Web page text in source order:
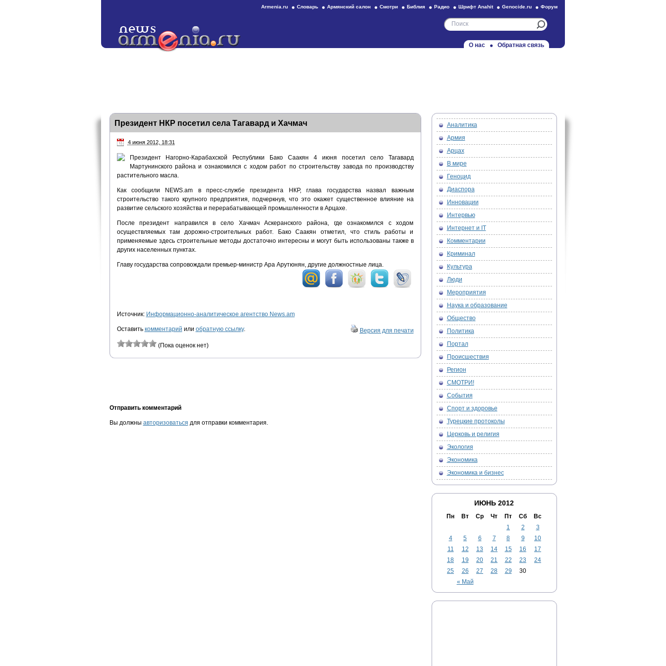
Armenia.ru Словарь Армянский салон Смотри Библия Радио Шрифт Anahit Genocide.ru Форум
О нас Обратная связь
Президент НКР посетил села Тагавард и Хачмач
4 июня 2012, 18:31
Президент Нагорно-Карабахской Республики Бако Саакян 4 июня посетил село Тагавард
Мартунинского района и ознакомился с ходом работ по строительству завода по производству
растительного масла.
Как сообщили NEWS.am в пресс-службе президента НКР, глава государства назвал важным
строительство такого крупного предприятия, подчеркнув, что это окажет существенное влияние на
развитие сельского хозяйства и перерабатывающей промышленности в Арцахе.
После президент направился в село Хачмач Аскеранского района, где ознакомился с ходом
осуществляемых там дорожно-строительных работ. Бако Саакян отметил, что стиль работы и
применяемые здесь строительные методы достаточно интересны и могут быть использованы также в
других населенных пунктах.
Главу государства сопровождали премьер-министр Ара Арутюнян, другие должностные лица.
Источник: Информационно-аналитическое агентство News.am
Оставить комментарий или обратную ссылку. Версия для печати
(Пока оценок нет)
Отправить комментарий
Вы должны авторизоваться для отправки комментария.
Аналитика
Армия
Арцах
В мире
Геноцид
Диаспора
Инновации
Интервью
Интернет и IT
Комментарии
Криминал
Культура
Люди
Мероприятия
Наука и образование
Общество
Политика
Портал
Происшествия
Регион
СМОТРИ!
События
Спорт и здоровье
Турецкие протоколы
Церковь и религия
Экология
Экономика
Экономика и бизнес
ИЮНЬ 2012
Пн Вт Ср Чт Пт Сб Вс
« Май
1 2
3
4
5 6 7 8 9
10
11
12 13 14 15 16
17
18
19 20 21 22 23
24
25
26 27 28 29 30